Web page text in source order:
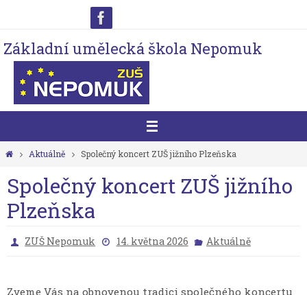
obsah
Základní umělecká škola Nepomuk
HomeAktuálně Společný koncert ZUŠ jižního Plzeňska
Společný koncert ZUŠ jižního
Plzeňska
ZUŠ Nepomuk 14. května 2026 Aktuálně
Zveme Vás na obnovenou tradici společného koncertu